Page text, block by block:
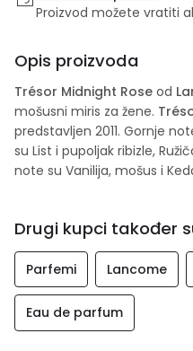
Proizvod možete vratiti
Opis proizvoda
Trésor Midnight Rose od
mošusni miris za žene.
predstavljen 2011. Gornje
su List i pupoljak ribizle,
note su Vanilija, mošus i
Drugi kupci također
Parfemi Lancome
Eau de parfum